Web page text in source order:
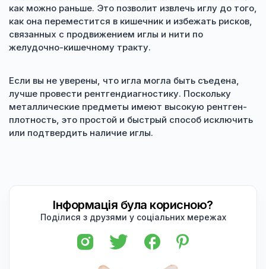
как можно раньше. Это позволит извлечь иглу до того,
как она переместится в кишечник и избежать рисков,
связанных с продвижением иглы и нити по
желудочно-кишечному тракту.
Если вы не уверены, что игла могла быть съедена,
лучше провести рентгендиагностику. Поскольку
металлические предметы имеют высокую рентген-
плотность, это простой и быстрый способ исключить
или подтвердить наличие иглы.
Інформація була корисною?
Поділися з друзями у соціальних мережах